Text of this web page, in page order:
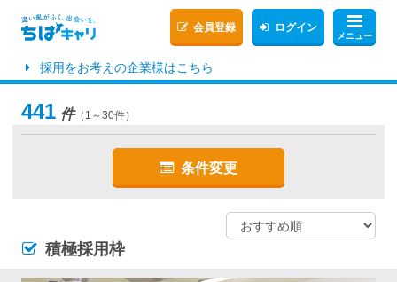
メニュー
会員登録 ログイン
採用をお考えの企業様はこちら
441 件（1～30件）
条件変更
積極採用枠